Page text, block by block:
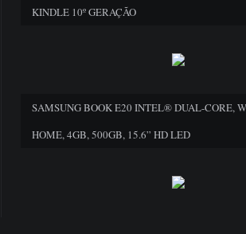
KINDLE 10º GERAÇÃO
SAMSUNG BOOK E20 INTEL® DUAL-CORE,
HOME, 4GB, 500GB, 15.6” HD LED